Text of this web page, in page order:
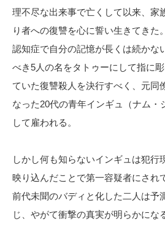
理不尽な出来事で亡くして以来、家
り者への復讐を心に誓い生きてきた。
認知症で自分の記憶が長くは続かな
べき5人の名をタトゥーにして指に
ていた復讐殺人を決行すべく、元同
なった20代の青年インギュ（ナム・
して雇われる。
しかし何も知らないインギュは犯行
映り込んだことで第一容疑者にされ
前代未聞のバディと化した二人は予
じ、やがて衝撃の真実が明らかにな